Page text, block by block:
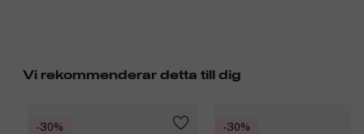
Vi rekommenderar detta till dig
-30%
-30%